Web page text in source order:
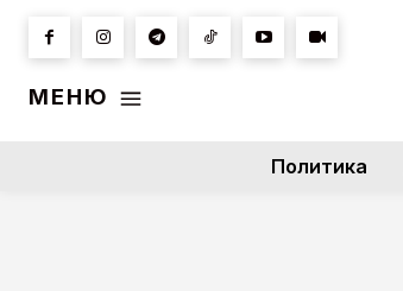
МЕНЮ
Политика